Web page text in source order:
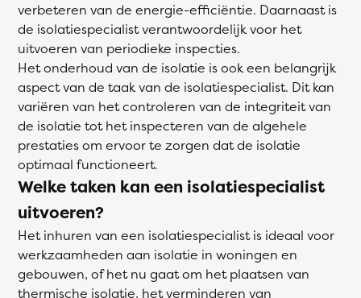
verbeteren van de energie-efficiëntie. Daarnaast is
de isolatiespecialist verantwoordelijk voor het
uitvoeren van periodieke inspecties.
Het onderhoud van de isolatie is ook een belangrijk
aspect van de taak van de isolatiespecialist. Dit kan
variëren van het controleren van de integriteit van
de isolatie tot het inspecteren van de algehele
prestaties om ervoor te zorgen dat de isolatie
optimaal functioneert.
Welke taken kan een isolatiespecialist
uitvoeren?
Het inhuren van een isolatiespecialist is ideaal voor
werkzaamheden aan isolatie in woningen en
gebouwen, of het nu gaat om het plaatsen van
thermische isolatie, het verminderen van